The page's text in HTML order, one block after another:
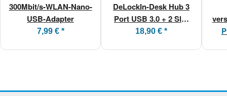
300Mbit/s-WLAN-Nano-
USB-Adapter
7,99 € *
DeLockIn-Desk Hub 3
Port USB 3.0 + 2 Slot
SD Card Reader
18,90 € *